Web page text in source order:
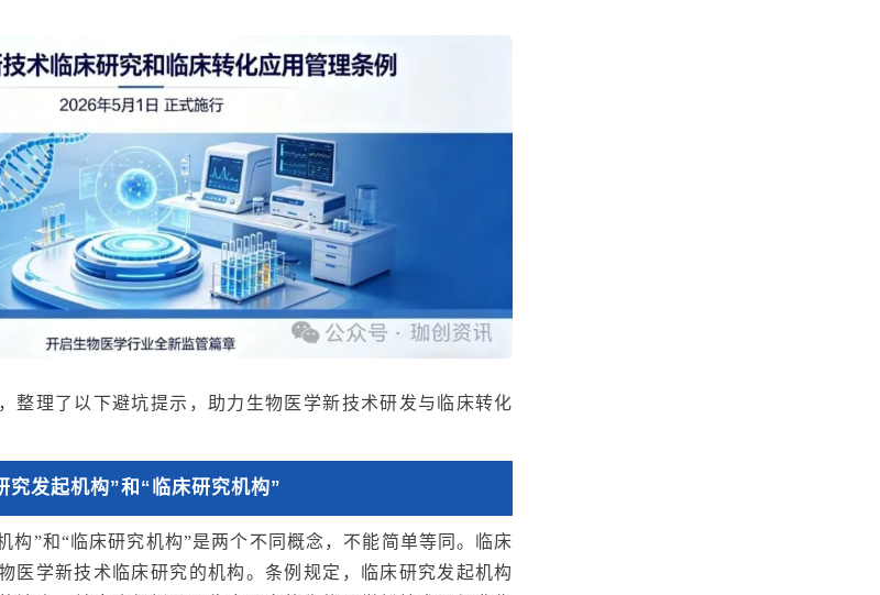
整理了以下避坑提示，助力生物医学新技术研发与临床转化
究发起机构”和“临床研究机构”
构”和“临床研究机构”是两个不同概念，不能简单等同。临床
医学新技术临床研究的机构。条例规定，临床研究发起机构